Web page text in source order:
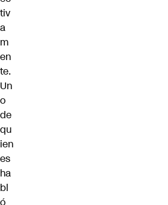
tiv
a
m
en
te.
Un
o
de
qu
ien
es
ha
bl
ó